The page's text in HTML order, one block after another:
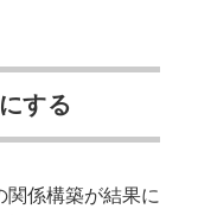
する
関係構築が結果に